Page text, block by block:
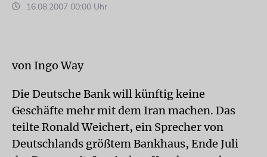
16.08.2007 00:00 Uhr
von Ingo Way
Die Deutsche Bank will künftig keine
Geschäfte mehr mit dem Iran machen. Das
teilte Ronald Weichert, ein Sprecher von
Deutschlands größtem Bankhaus, Ende Juli